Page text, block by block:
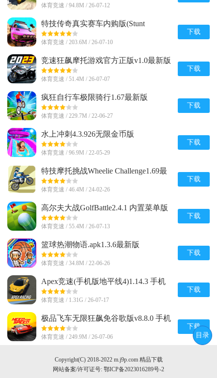
体育竞速 / 94.8M / 26-07-12
特技传奇真实赛车内购版(Stunt
Legends)v8 安卓免付费版
体育竞速 / 203.6M / 26-07-10
下载
竞速狂飙摩托游戏官方正版v1.0最新版
体育竞速 / 51.4M / 26-07-07
下载
疯狂自行车极限骑行1.67最新版
体育竞速 / 229.7M / 22-06-27
下载
水上冲刺4.3.926无限金币版
体育竞速 / 96.9M / 22-05-29
下载
特技摩托挑战Wheelie Challenge1.69最
新版安卓版
体育竞速 / 46.4M / 24-02-26
下载
高尔夫大战GolfBattle2.4.1 内置菜单版
体育竞速 / 55.4M / 26-07-13
下载
篮球热潮物语.apk1.3.6最新版
体育竞速 / 34.8M / 22-06-26
下载
Apex竞速(手机版地平线4)1.14.3 手机
版免登录
体育竞速 / 1.31G / 26-07-17
下载
极品飞车无限狂飙免谷歌版v8.8.0 手机
版
体育竞速 / 249.9M / 26-07-06
下载
Copyright(C) 2018-2022 m.j9p.com 精品下载
网站备案/许可证号: 鄂ICP备2023016289号-2
目录